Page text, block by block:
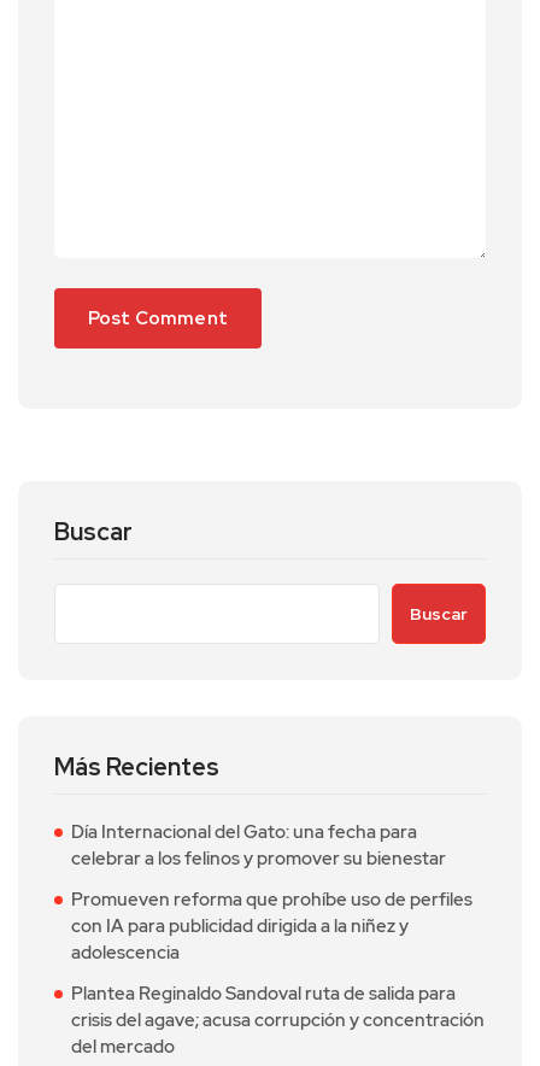
Buscar
Buscar
Más Recientes
Día Internacional del Gato: una fecha para
celebrar a los felinos y promover su bienestar
Promueven reforma que prohíbe uso de perfiles
con IA para publicidad dirigida a la niñez y
adolescencia
Plantea Reginaldo Sandoval ruta de salida para
crisis del agave; acusa corrupción y concentración
del mercado